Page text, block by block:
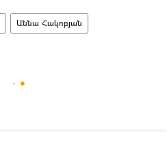
Աննա Հակոբյան